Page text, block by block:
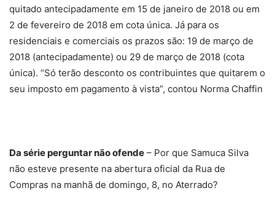
quitado antecipadamente em 15 de janeiro de 2018 ou em
2 de fevereiro de 2018 em cota única. Já para os
residenciais e comerciais os prazos são: 19 de março de
2018 (antecipadamente) ou 29 de março de 2018 (cota
única). “Só terão desconto os contribuintes que quitarem o
seu imposto em pagamento à vista”, contou Norma Chaffin
Da série perguntar não ofende – Por que Samuca Silva
não esteve presente na abertura oficial da Rua de
Compras na manhã de domingo, 8, no Aterrado?